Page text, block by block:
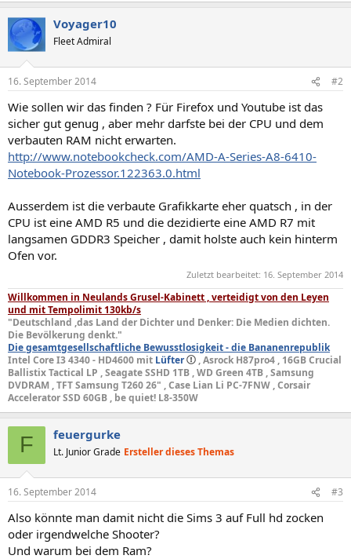
Voyager10
Fleet Admiral
16. September 2014 #2
Wie sollen wir das finden ? Für Firefox und Youtube ist das
sicher gut genug , aber mehr darfste bei der CPU und dem
verbauten RAM nicht erwarten.
http://www.notebookcheck.com/AMD-A-Series-A8-6410-
Notebook-Prozessor.122363.0.html
Ausserdem ist die verbaute Grafikkarte eher quatsch , in der
CPU ist eine AMD R5 und die dezidierte eine AMD R7 mit
langsamen GDDR3 Speicher , damit holste auch kein hinterm
Ofen vor.
Zuletzt bearbeitet: 16. September 2014
Willkommen in Neulands Grusel-Kabinett , verteidigt von den Leyen
und mit Tempolimit 130kb/s
"Deutschland ,das Land der Dichter und Denker: Die Medien dichten.
Die Bevölkerung denkt."
Die gesamtgesellschaftliche Bewusstlosigkeit - die Bananenrepublik
Intel Core I3 4340 - HD4600 mit Lüfter
, Asrock H87pro4 , 16GB Crucial
Ballistix Tactical LP , Seagate SSHD 1TB , WD Green 4TB , Samsung
DVDRAM , TFT Samsung T260 26" , Case Lian Li PC-7FNW , Corsair
Accelerator SSD 60GB , be quiet! L8-350W
F feuergurke
Lt. Junior Grade Ersteller dieses Themas
16. September 2014 #3
Also könnte man damit nicht die Sims 3 auf Full hd zocken
oder irgendwelche Shooter?
Und warum bei dem Ram?